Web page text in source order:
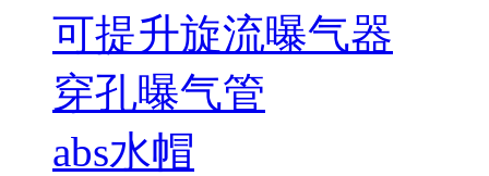
可提升旋流曝气器
穿孔曝气管
abs水帽